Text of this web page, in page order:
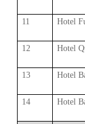
11 Hotel
12 Hotel
13 Hotel
14 Hotel